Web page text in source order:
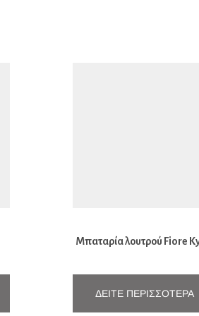
Μπαταρία λουτρού Fiore
ΔΕΊΤΕ ΠΕΡΙΣΣΌΤΕΡΑ